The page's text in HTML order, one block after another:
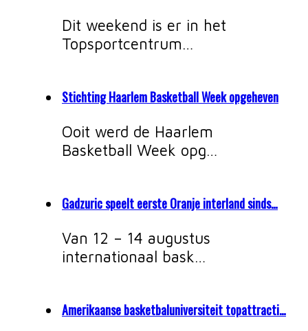
Dit weekend is er in het
Topsportcentrum…
Stichting Haarlem Basketball Week opgeheven
Ooit werd de Haarlem
Basketball Week opg…
Gadzuric speelt eerste Oranje interland sinds…
Van 12 – 14 augustus
internationaal bask…
Amerikaanse basketbaluniversiteit topattracti…